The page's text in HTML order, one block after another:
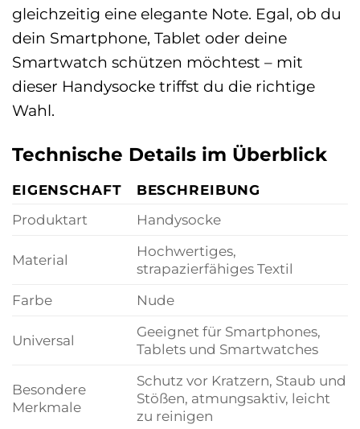
gleichzeitig eine elegante Note. Egal, ob du
dein Smartphone, Tablet oder deine
Smartwatch schützen möchtest – mit
dieser Handysocke triffst du die richtige
Wahl.
Technische Details im Überblick
EIGENSCHAFT
BESCHREIBUNG
Produktart
Handysocke
Material
Hochwertiges,
strapazierfähiges Textil
Farbe
Nude
Universal
Geeignet für Smartphones,
Tablets und Smartwatches
Besondere
Merkmale
Schutz vor Kratzern, Staub und
Stößen, atmungsaktiv, leicht
zu reinigen